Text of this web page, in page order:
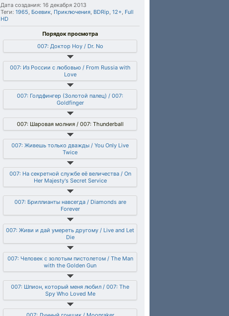
Дата создания: 16 декабря 2013
Теги: 1965, Боевик, Приключения, BDRip, 12+, Full
HD
Порядок просмотра
007: Доктор Ноу / Dr. No
007: Из России с любовью / From Russia with
Love
007: Голдфингер (Золотой палец) / 007:
Goldfinger
007: Шаровая молния / 007: Thunderball
007: Живешь только дважды / You Only Live
Twice
007: На секретной службе её величества / On
Her Majesty's Secret Service
007: Бриллианты навсегда / Diamonds are
Forever
007: Живи и дай умереть другому / Live and Let
Die
007: Человек с золотым пистолетом / The Man
with the Golden Gun
007: Шпион, который меня любил / 007: The
Spy Who Loved Me